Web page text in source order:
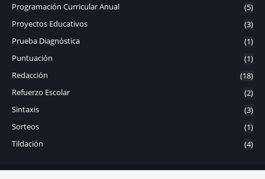
Programación Curricular Anual
(5)
Proyectos Educativos
(3)
Prueba Diagnóstica
(1)
Puntuación
(1)
Redacción
(18)
Refuerzo Escolar
(2)
Sintaxis
(3)
Sorteos
(1)
Tildación
(4)